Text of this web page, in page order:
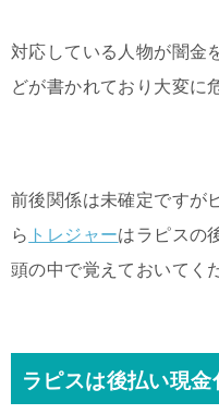
対応している人物が闇金
どが書かれており大変に
前後関係は未確定ですが
ら トレジャーはラピスの
頭の中で覚えておいてく
ラピスは後払い現金